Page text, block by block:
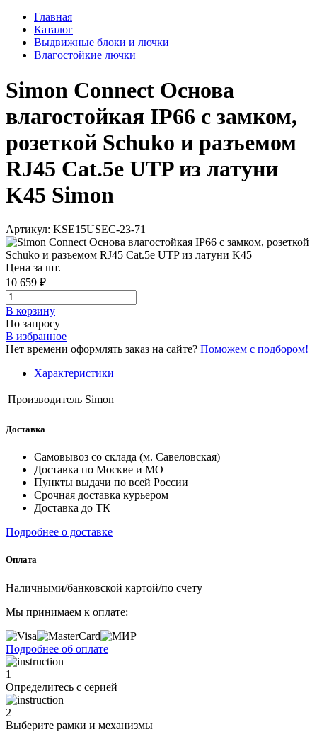
Главная
Каталог
Выдвижные блоки и лючки
Влагостойкие лючки
Simon Connect Основа
влагостойкая IP66 с замком,
розеткой Schuko и разъемом
RJ45 Cat.5e UTP из латуни
K45 Simon
Артикул: KSE15USEC-23-71
Цена за шт.
10 659 ₽
В корзинy
По запросу
В избранное
Нет времени оформлять заказ на сайте? Поможем с подбором!
Характеристики
Производитель Simon
Доставка
Самовывоз со склада (м. Савеловская)
Доставка по Москве и МО
Пункты выдачи по всей России
Срочная доставка курьером
Доставка до ТК
Подробнее о доставке
Оплата
Наличными/банковской картой/по счету
Мы принимаем к оплате:
Подробнее об оплате
1
Определитесь с серией
2
Выберите рамки и механизмы